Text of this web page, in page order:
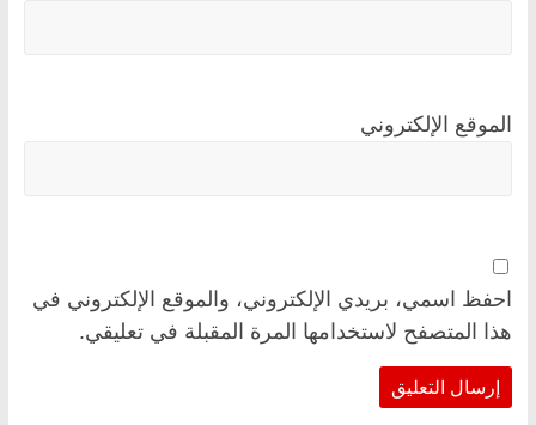
الموقع الإلكتروني
احفظ اسمي، بريدي الإلكتروني، والموقع الإلكتروني في
هذا المتصفح لاستخدامها المرة المقبلة في تعليقي.